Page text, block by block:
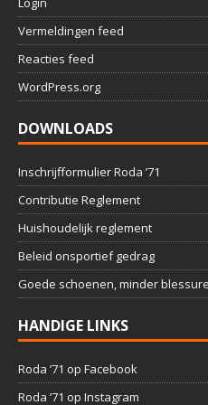
Vermeldingen feed
Reacties feed
WordPress.org
DOWNLOADS
Inschrijfformulier Roda ’71
Contributie Reglement
Huishoudelijk reglement
Beleid onsportief gedrag
Goede schoenen, minder
HANDIGE LINKS
Roda ’71 op Facebook
Roda ’71 op Instagram